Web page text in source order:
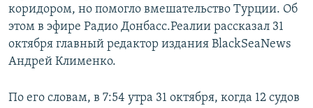
коридором, но помогло вмешательство Турции. Об
этом в эфире Радио Донбасс.Реалии рассказал 31
октября главный редактор издания BlackSeaNews
Андрей Клименко.
По его словам, в 7:54 утра 31 октября, когда 12 судов